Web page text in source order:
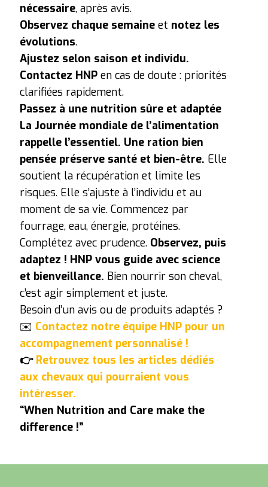
nécessaire, après avis.
Observez chaque semaine et notez les
évolutions.
Ajustez selon saison et individu.
Contactez HNP en cas de doute : priorités
clarifiées rapidement.
Passez à une nutrition sûre et adaptée
La Journée mondiale de l’alimentation
rappelle l’essentiel. Une ration bien
pensée préserve santé et bien-être. Elle
soutient la récupération et limite les
risques. Elle s’ajuste à l’individu et au
moment de sa vie. Commencez par
fourrage, eau, énergie, protéines.
Complétez avec prudence. Observez, puis
adaptez ! HNP vous guide avec science
et bienveillance. Bien nourrir son cheval,
c’est agir simplement et juste.
Besoin d’un avis ou de produits adaptés ?
✉️ Contactez notre équipe HNP pour un
accompagnement personnalisé !
👉 Retrouvez tous les articles dédiés
aux chevaux qui pourraient vous
intéresser.
“When Nutrition and Care make the
difference !”